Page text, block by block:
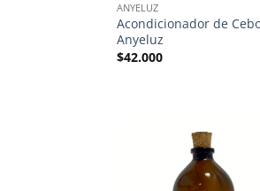
ANYELUZ
Acondicionador de
Anyeluz
$42.000